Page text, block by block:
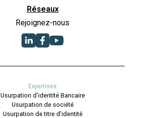
Réseaux
Rejoignez-nous
Expertises
Usurpation d’identité Bancaire
Usurpation de société
Usurpation de titre d’identité